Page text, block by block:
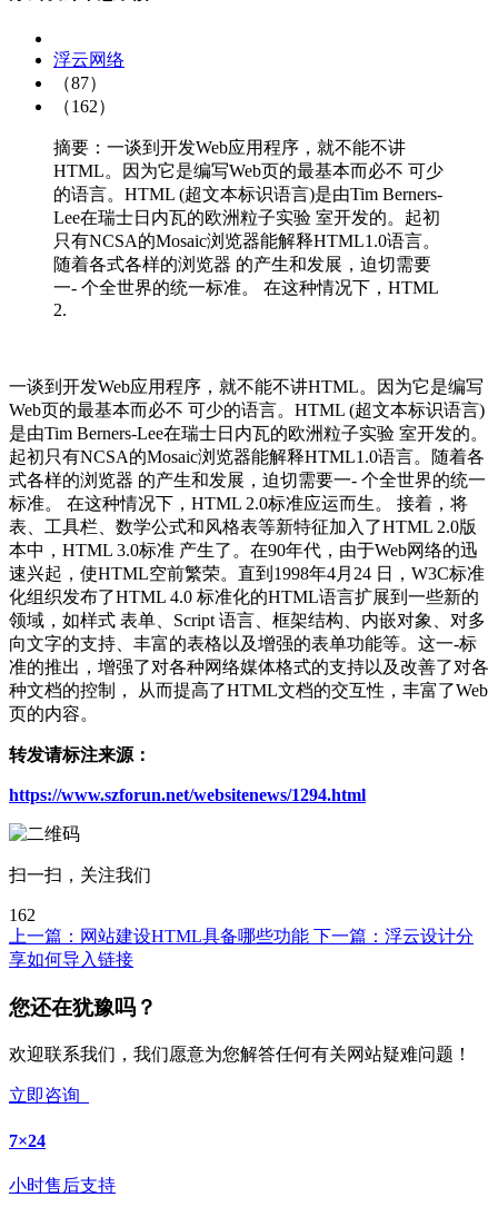
浮云网络
（87）
（162）
摘要：一谈到开发Web应用程序，就不能不讲
HTML。因为它是编写Web页的最基本而必不 可少
的语言。HTML (超文本标识语言)是由Tim Berners-
Lee在瑞士日内瓦的欧洲粒子实验 室开发的。起初
只有NCSA的Mosaic浏览器能解释HTML1.0语言。
随着各式各样的浏览器 的产生和发展，迫切需要
一- 个全世界的统一标准。 在这种情况下，HTML
2.
一谈到开发Web应用程序，就不能不讲HTML。因为它是编写
Web页的最基本而必不 可少的语言。HTML (超文本标识语言)
是由Tim Berners-Lee在瑞士日内瓦的欧洲粒子实验 室开发的。
起初只有NCSA的Mosaic浏览器能解释HTML1.0语言。随着各
式各样的浏览器 的产生和发展，迫切需要一- 个全世界的统一
标准。 在这种情况下，HTML 2.0标准应运而生。 接着，将
表、工具栏、数学公式和风格表等新特征加入了HTML 2.0版
本中，HTML 3.0标准 产生了。在90年代，由于Web网络的迅
速兴起，使HTML空前繁荣。直到1998年4月24 日，W3C标准
化组织发布了HTML 4.0 标准化的HTML语言扩展到一些新的
领域，如样式 表单、Script 语言、框架结构、内嵌对象、对多
向文字的支持、丰富的表格以及增强的表单功能等。这一-标
准的推出，增强了对各种网络媒体格式的支持以及改善了对各
种文档的控制， 从而提高了HTML文档的交互性，丰富了Web
页的内容。
转发请标注来源：
https://www.szforun.net/websitenews/1294.html
扫一扫，关注我们
162
上一篇： 网站建设HTML具备哪些功能 下一篇： 浮云设计分
享如何导入链接
您还在犹豫吗？
欢迎联系我们，我们愿意为您解答任何有关网站疑难问题！
立即咨询
7×24
小时售后支持